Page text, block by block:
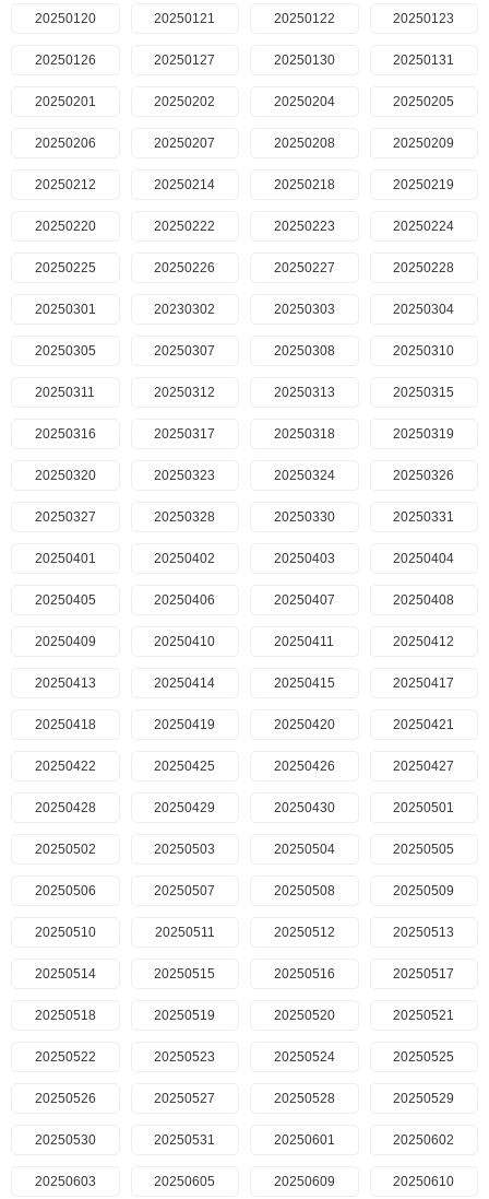
20250120 20250121 20250122 20250123
20250126 20250127 20250130 20250131
20250201 20250202 20250204 20250205
20250206 20250207 20250208 20250209
20250212 20250214 20250218 20250219
20250220 20250222 20250223 20250224
20250225 20250226 20250227 20250228
20250301 20230302 20250303 20250304
20250305 20250307 20250308 20250310
20250311 20250312 20250313 20250315
20250316 20250317 20250318 20250319
20250320 20250323 20250324 20250326
20250327 20250328 20250330 20250331
20250401 20250402 20250403 20250404
20250405 20250406 20250407 20250408
20250409 20250410 20250411 20250412
20250413 20250414 20250415 20250417
20250418 20250419 20250420 20250421
20250422 20250425 20250426 20250427
20250428 20250429 20250430 20250501
20250502 20250503 20250504 20250505
20250506 20250507 20250508 20250509
20250510 20250511 20250512 20250513
20250514 20250515 20250516 20250517
20250518 20250519 20250520 20250521
20250522 20250523 20250524 20250525
20250526 20250527 20250528 20250529
20250530 20250531 20250601 20250602
20250603 20250605 20250609 20250610